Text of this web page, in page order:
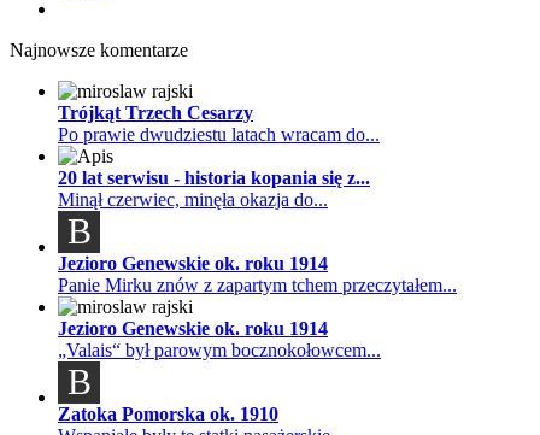
Najnowsze komentarze
Trójkąt Trzech Cesarzy
Po prawie dwudziestu latach wracam do...
20 lat serwisu - historia kopania się z...
Minął czerwiec, minęła okazja do...
B
Jezioro Genewskie ok. roku 1914
Panie Mirku znów z zapartym tchem przeczytałem...
Jezioro Genewskie ok. roku 1914
„Valais“ był parowym bocznokołowcem...
B
Zatoka Pomorska ok. 1910